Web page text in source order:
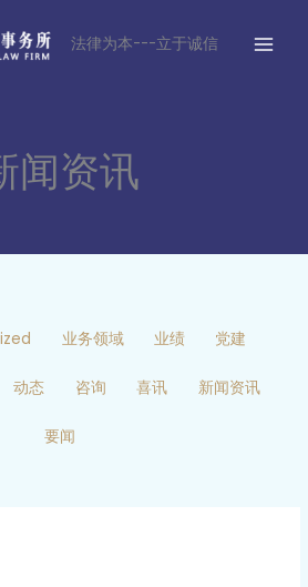
法律为本---立于诚信
闻资讯
业务领域 业绩 党建
动态 咨询 喜讯 新闻资讯
要闻